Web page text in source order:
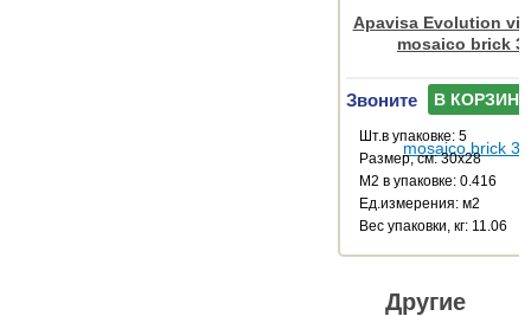
Apavisa Evolution
mosaico brick
Звоните В КОРЗИНУ
Шт.в упаковке: 5
Размер, см: 30x28
М2 в упаковке: 0.416
Ед.измерения: м2
Веc упаковки, кг: 11.06
Другие